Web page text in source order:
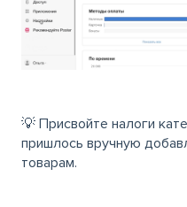
💡 Присвойте налоги
пришлось вручную
товарам.